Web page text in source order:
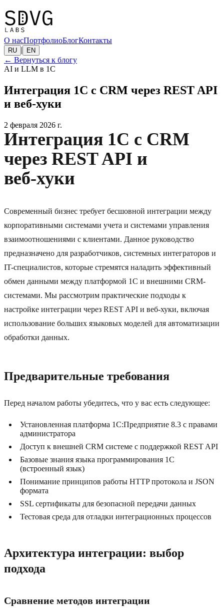
О насПортфолиоБлогКонтакты
RU | EN
← Вернуться к блогу
AI и LLM в 1С
Интеграция 1С с CRM через REST API
и веб‑хуки
2 февраля 2026 г.
Интеграция 1С с CRM
через REST API и
веб‑хуки
Современный бизнес требует бесшовной интеграции между
корпоративными системами учета и системами управления
взаимоотношениями с клиентами. Данное руководство
предназначено для разработчиков, системных интеграторов и
IT-специалистов, которые стремятся наладить эффективный
обмен данными между платформой 1С и внешними CRM-
системами. Мы рассмотрим практические подходы к
настройке интеграции через REST API и веб‑хуки, включая
использование больших языковых моделей для автоматизации
обработки данных.
Предварительные требования
Перед началом работы убедитесь, что у вас есть следующее:
Установленная платформа 1С:Предприятие 8.3 с правами
администратора
Доступ к внешней CRM системе с поддержкой REST API
Базовые знания языка программирования 1С
(встроенный язык)
Понимание принципов работы HTTP протокола и JSON
формата
SSL сертификаты для безопасной передачи данных
Тестовая среда для отладки интеграционных процессов
Архитектура интеграции: выбор
подхода
Сравнение методов интеграции